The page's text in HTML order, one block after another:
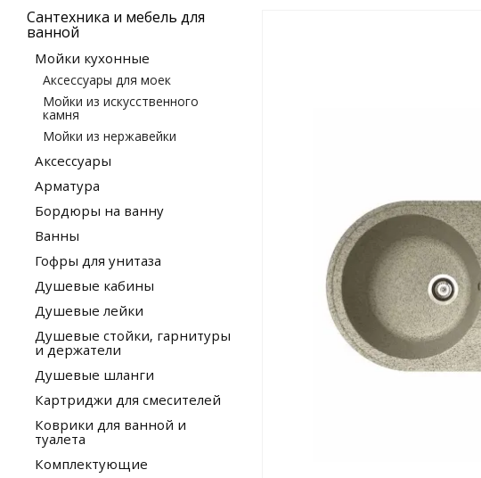
Сантехника и мебель для
ванной
Мойки кухонные
Аксессуары для моек
Мойки из искусственного
камня
Мойки из нержавейки
Аксессуары
Арматура
Бордюры на ванну
Ванны
Гофры для унитаза
Душевые кабины
Душевые лейки
Душевые стойки, гарнитуры
и держатели
Душевые шланги
Картриджи для смесителей
Коврики для ванной и
туалета
Комплектующие